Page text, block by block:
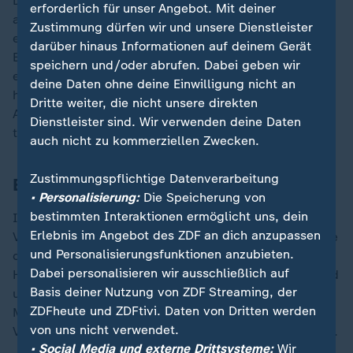
automatisierten Anwendung sollte aber nur dann
erlaubt sein, wenn dies der Präsident des
Bundeskriminalamtes (BKA) oder seine Vertretung von
einem Gericht genehmigen lässt. Bei Gefahr im Verzug
hätte der BKA-Chef oder einer der drei Vize selbst die
Anordnung für eine Dauer von maximal drei Tagen
treffen müssen.
Bundesrat uneins bei Sicherheitspaket
In der vorherigen Debatte im Bundesrat machten
Vertreter Bayerns und Berlins ihre Ablehnung der Pläne
deutlich. Der bayerische Staatskanzleichef Florian
Herrmann (CSU) kritisierte das Paket als unzureichend
und sprach von entkernten Regelungen. Die irreguläre
Migration werde so nicht bekämpft werden.
Vorgesehene Messerverbote seien reine Symbolpolitik.
erforderlich für unser Angebot. Mit deiner
Zustimmung dürfen wir und unsere Dienstleister
darüber hinaus Informationen auf deinem Gerät
speichern und/oder abrufen. Dabei geben wir
deine Daten ohne deine Einwilligung nicht an
Dritte weiter, die nicht unsere direkten
Dienstleister sind. Wir verwenden deine Daten
auch nicht zu kommerziellen Zwecken.
Zustimmungspflichtige Datenverarbeitung
• Personalisierung:Die Speicherung von
bestimmten Interaktionen ermöglicht uns, dein
Erlebnis im Angebot des ZDF an dich anzupassen
und Personalisierungsfunktionen anzubieten.
Dabei personalisieren wir ausschließlich auf
Basis deiner Nutzung von ZDF Streaming, der
ZDFheute und ZDFtivi. Daten von Dritten werden
von uns nicht verwendet.
• Social Media und externe Drittsysteme:Wir